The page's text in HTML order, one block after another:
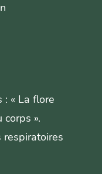
: « La flore
».
respiratoires